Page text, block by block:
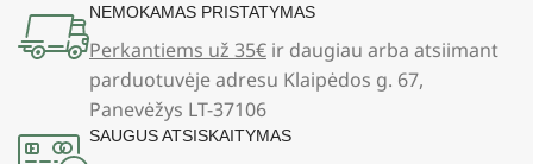
NEMOKAMAS PRISTATYMAS
Perkantiems už 35€ ir daugiau arba atsiimant
parduotuvėje adresu Klaipėdos g. 67,
Panevėžys LT-37106
SAUGUS ATSISKAITYMAS